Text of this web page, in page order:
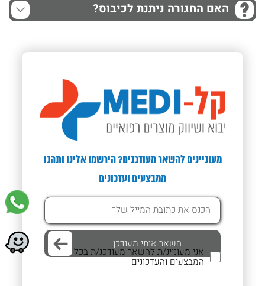
האם החגורה ניתנת לכיבוס?
מעוניינים להשאר מעודכנים? הירשמו אלינו ותהנו
ממבצעים ועדכונים
אני מעוניינ/ת להשאר מעודכנ/ת בכל
המבצעים והעדכונים